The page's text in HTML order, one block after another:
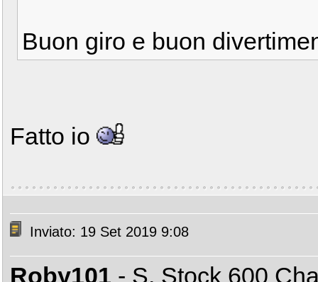
Buon giro e buon
Fatto io
Inviato: 19 Set 2019 9:08
Roby101 - S. Stock 600